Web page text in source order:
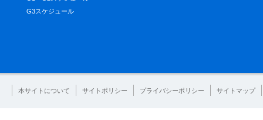
G3スケジュール
本サイトについて サイトポリシー プライバシーポリシー サイトマップ